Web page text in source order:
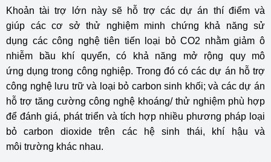
Khoản tài trợ lớn này sẽ hỗ trợ các dự án thí điểm và
giúp các cơ sở thử nghiệm minh chứng khả năng sử
dụng các công nghệ tiên tiến loại bỏ CO2 nhằm giảm ô
nhiễm bầu khí quyển, có khả năng mở rộng quy mô
ứng dụng trong công nghiệp. Trong đó có các dự án hỗ trợ
công nghệ lưu trữ và loại bỏ carbon sinh khối; và các dự án
hỗ trợ tăng cường công nghệ khoáng/ thử nghiệm phù hợp
để đánh giá, phát triển và tích hợp nhiều phương pháp loại
bỏ carbon dioxide trên các hệ sinh thái, khí hậu và
môi trường khác nhau.